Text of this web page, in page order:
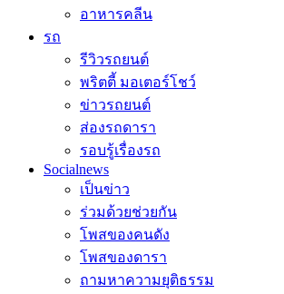
อาหารคลีน
รถ
รีวิวรถยนต์
พริตตี้ มอเตอร์โชว์
ข่าวรถยนต์
ส่องรถดารา
รอบรู้เรื่องรถ
Socialnews
เป็นข่าว
ร่วมด้วยช่วยกัน
โพสของคนดัง
โพสของดารา
ถามหาความยุติธรรม